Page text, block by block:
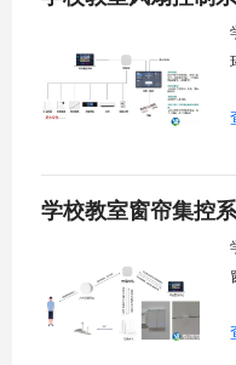
学校教室窗帘集控